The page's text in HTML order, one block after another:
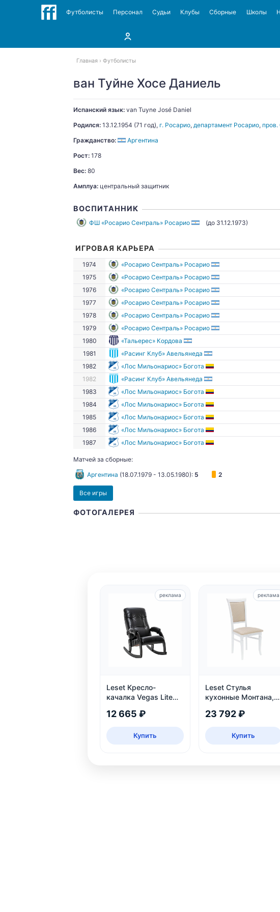
Футболисты Персонал Судьи Клубы Сборные Школы
Главная Футболисты
ван Туйне Хосе Даниель
Испанский язык: van Tuyne José Daniel
Родился: 13.12.1954 (71 год), г. Росарио, департамент Росарио,
Гражданство:
Аргентина
Рост: 178
Вес: 80
Амплуа: центральный защитник
ВОСПИТАННИК
ФШ «Росарио Сентраль» Росарио (до 31.12.1973)
ИГРОВАЯ КАРЬЕРА
1974
«Росарио Сентраль» Росарио
1975
«Росарио Сентраль» Росарио
1976
«Росарио Сентраль» Росарио
1977
«Росарио Сентраль» Росарио
1978
«Росарио Сентраль» Росарио
1979
«Росарио Сентраль» Росарио
1980
«Тальерес» Кордова
1981
«Расинг Клуб» Авельянеда
1982
«Лос Мильонариос» Богота
1982
«Расинг Клуб» Авельянеда
1983
«Лос Мильонариос» Богота
1984
«Лос Мильонариос» Богота
1985
«Лос Мильонариос» Богота
1986
«Лос Мильонариос» Богота
1987
«Лос Мильонариос» Богота
Матчей за сборные:
Аргентина (18.07.1979 - 13.05.1980): 5 2
Все игры
ФОТОГАЛЕРЕЯ
Leset Кресло-
качалка Vegas Lite
12 665 ₽
Купить
реклама
Leset Стулья
кухонные Монтана,
23 792 ₽
Купить
реклама